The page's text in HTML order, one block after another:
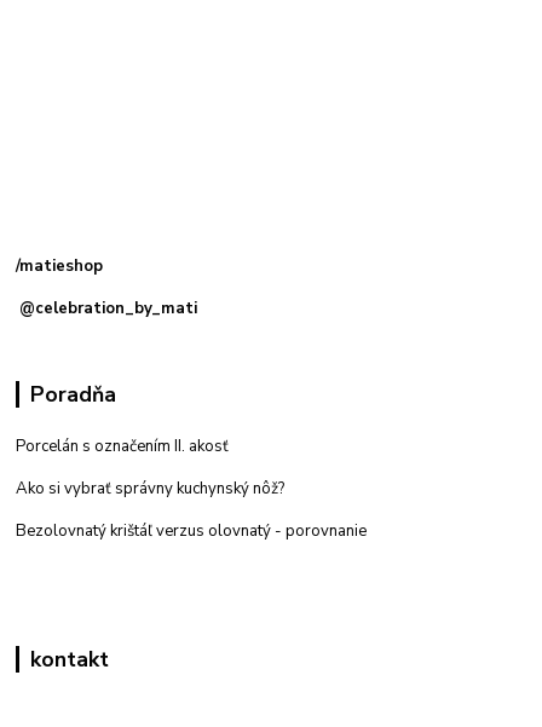
/matieshop
@celebration_by_mati
Poradňa
Porcelán s označením II. akosť
Ako si vybrať správny kuchynský nôž?
Bezolovnatý krištáľ verzus olovnatý - porovnanie
kontakt